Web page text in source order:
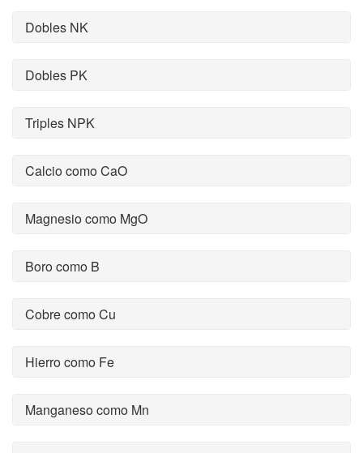
Dobles NK
Dobles PK
Triples NPK
Calcio como CaO
Magnesio como MgO
Boro como B
Cobre como Cu
Hierro como Fe
Manganeso como Mn